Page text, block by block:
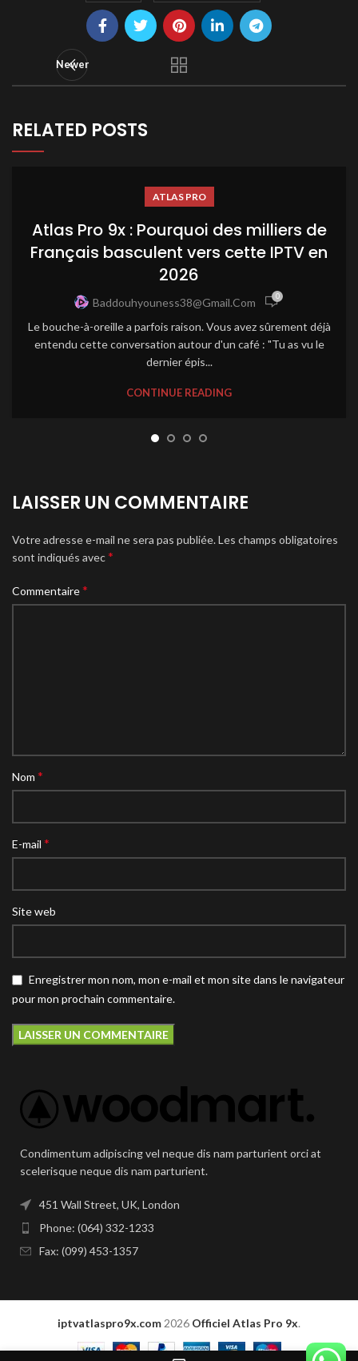
Newer
RELATED POSTS
ATLAS PRO
Atlas Pro 9x : Pourquoi des milliers de
Français basculent vers cette IPTV en
2026
Baddouhyouness38@gmail.com 0
Le bouche-à-oreille a parfois raison. Vous avez sûrement déjà
entendu cette conversation autour d'un café : "Tu as vu le
dernier épis...
CONTINUE READING
LAISSER UN COMMENTAIRE
Votre adresse e-mail ne sera pas publiée.Les champs obligatoires
sont indiqués avec*
Commentaire*
Nom *
E-mail *
Site web
Enregistrer mon nom, mon e-mail et mon site dans le navigateur
pour mon prochain commentaire.
Condimentum adipiscing vel neque dis nam parturient orci at
scelerisque neque dis nam parturient.
451 Wall Street, UK, London
Phone: (064) 332-1233
Fax: (099) 453-1357
iptvatlaspro9x.com 2026 Officiel Atlas Pro 9x.